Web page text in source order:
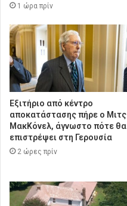
1 ώρα πρίν
Εξιτήριο από κέντρο
αποκατάστασης πήρε ο Μιτς
ΜακΚόνελ, άγνωστο πότε θα
επιστρέψει στη Γερουσία
2 ώρες πρίν